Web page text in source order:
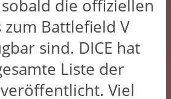
die offiziellen
zum Battlefield V
sind. DICE hat
Liste der
Viel